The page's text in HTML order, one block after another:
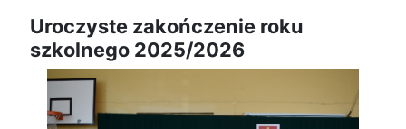
Uroczyste zakończenie roku
szkolnego 2025/2026